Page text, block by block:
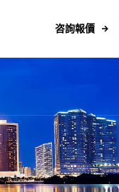
咨詢報價